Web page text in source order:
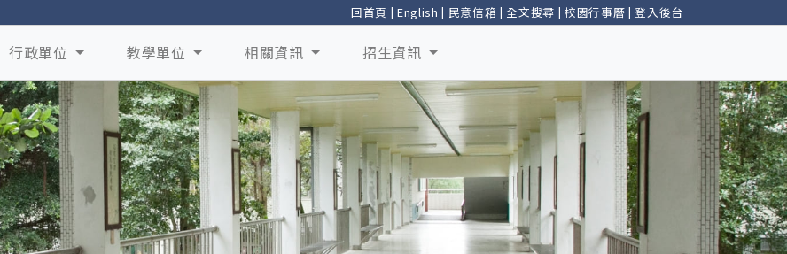
回首頁 | English | 民意信箱 |全文搜尋 | 校園行事曆 |登入後台
行政單位 教學單位 相關資訊 招生資訊